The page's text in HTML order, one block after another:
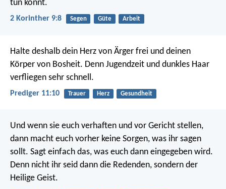
tun könnt.
2 Korinther 9:8 Segen Güte Arbeit
Halte deshalb dein Herz von Ärger frei und deinen
Körper von Bosheit. Denn Jugendzeit und dunkles Haar
verfliegen sehr schnell.
Prediger 11:10 Trauer Herz Gesundheit
Und wenn sie euch verhaften und vor Gericht stellen,
dann macht euch vorher keine Sorgen, was ihr sagen
sollt. Sagt einfach das, was euch dann eingegeben wird.
Denn nicht ihr seid dann die Redenden, sondern der
Heilige Geist.